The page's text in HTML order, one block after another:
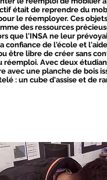
était de reprendre du
le réemployer. Ces
des ressources
que l'INSA ne leur
confiance de l'école et
être libre de créer sans
réemploi. Avec deux
avec une planche de bois
: un cube d'assise et de